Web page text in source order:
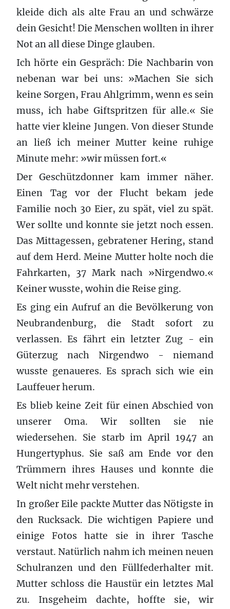
kleide dich als alte Frau an und schwärze
dein Gesicht! Die Menschen wollten in ihrer
Not an all diese Dinge glauben.
Ich hörte ein Gespräch: Die Nachbarin von
nebenan war bei uns: »Machen Sie sich
keine Sorgen, Frau Ahlgrimm, wenn es sein
muss, ich habe Giftspritzen für alle.« Sie
hatte vier kleine Jungen. Von dieser Stunde
an ließ ich meiner Mutter keine ruhige
Minute mehr: »wir müssen fort.«
Der Geschützdonner kam immer näher.
Einen Tag vor der Flucht bekam jede
Familie noch 30 Eier, zu spät, viel zu spät.
Wer sollte und konnte sie jetzt noch essen.
Das Mittagessen, gebratener Hering, stand
auf dem Herd. Meine Mutter holte noch die
Fahrkarten, 37 Mark nach »Nirgendwo.«
Keiner wusste, wohin die Reise ging.
Es ging ein Aufruf an die Bevölkerung von
Neubrandenburg, die Stadt sofort zu
verlassen. Es fährt ein letzter Zug - ein
Güterzug nach Nirgendwo - niemand
wusste genaueres. Es sprach sich wie ein
Lauffeuer herum.
Es blieb keine Zeit für einen Abschied von
unserer Oma. Wir sollten sie nie
wiedersehen. Sie starb im April 1947 an
Hungertyphus. Sie saß am Ende vor den
Trümmern ihres Hauses und konnte die
Welt nicht mehr verstehen.
In großer Eile packte Mutter das Nötigste in
den Rucksack. Die wichtigen Papiere und
einige Fotos hatte sie in ihrer Tasche
verstaut. Natürlich nahm ich meinen neuen
Schulranzen und den Füllfederhalter mit.
Mutter schloss die Haustür ein letztes Mal
zu. Insgeheim dachte, hoffte sie, wir